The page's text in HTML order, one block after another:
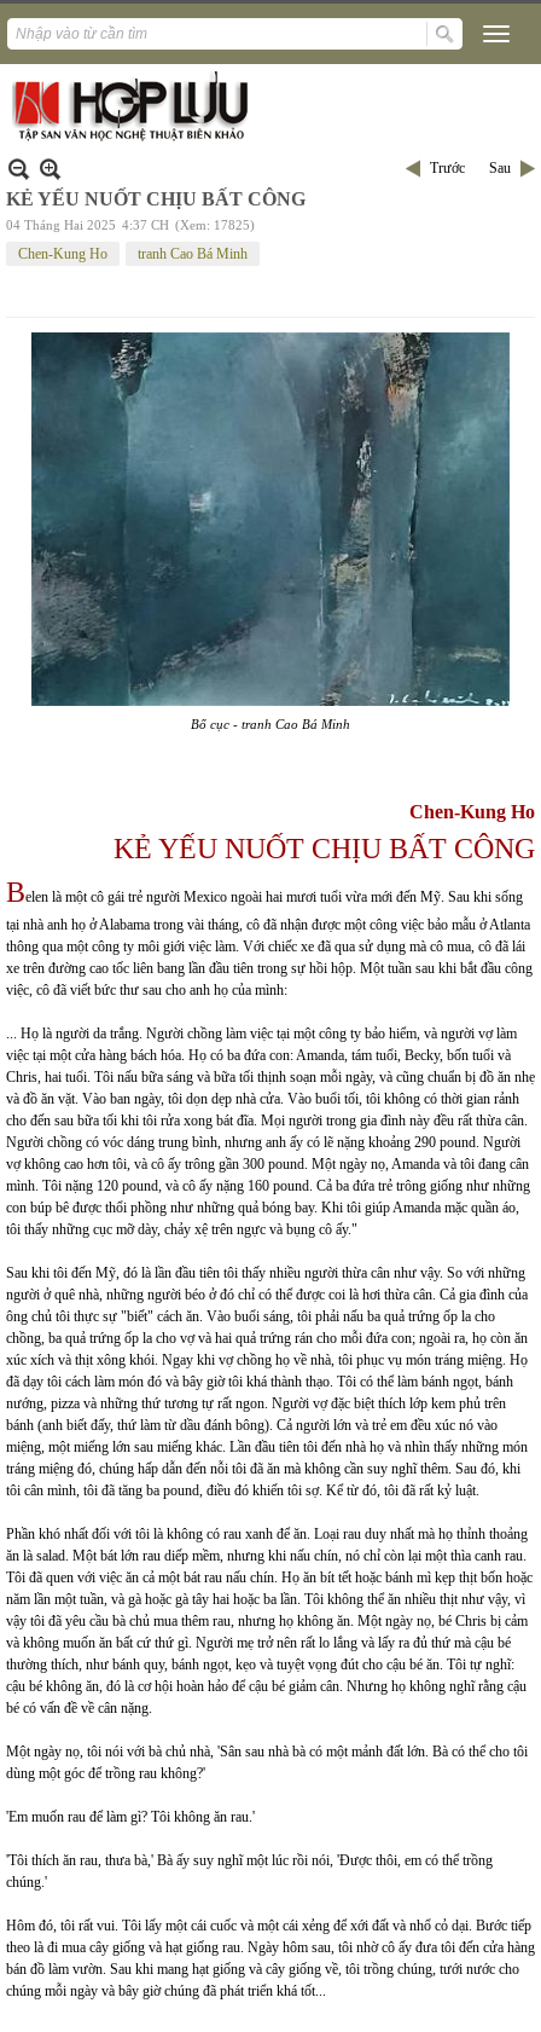
Trước Sau
KẺ YẾU NUỐT CHỊU BẤT CÔNG
04 Tháng Hai 2025 4:37 CH (Xem: 17825)
Chen-Kung Ho tranh Cao Bá Minh
Bố cục - tranh Cao Bá Minh
Chen-Kung Ho
KẺ YẾU NUỐT CHỊU BẤT CÔNG
Belen là một cô gái trẻ người Mexico ngoài hai mươi tuổi vừa mới đến Mỹ. Sau khi sống
tại nhà anh họ ở Alabama trong vài tháng, cô đã nhận được một công việc bảo mẫu ở Atlanta
thông qua một công ty môi giới việc làm. Với chiếc xe đã qua sử dụng mà cô mua, cô đã lái
xe trên đường cao tốc liên bang lần đầu tiên trong sự hồi hộp. Một tuần sau khi bắt đầu công
việc, cô đã viết bức thư sau cho anh họ của mình:
... Họ là người da trắng. Người chồng làm việc tại một công ty bảo hiểm, và người vợ làm
việc tại một cửa hàng bách hóa. Họ có ba đứa con: Amanda, tám tuổi, Becky, bốn tuổi và
Chris, hai tuổi. Tôi nấu bữa sáng và bữa tối thịnh soạn mỗi ngày, và cũng chuẩn bị đồ ăn nhẹ
và đồ ăn vặt. Vào ban ngày, tôi dọn dẹp nhà cửa. Vào buổi tối, tôi không có thời gian rảnh
cho đến sau bữa tối khi tôi rửa xong bát đĩa. Mọi người trong gia đình này đều rất thừa cân.
Người chồng có vóc dáng trung bình, nhưng anh ấy có lẽ nặng khoảng 290 pound. Người
vợ không cao hơn tôi, và cô ấy trông gần 300 pound. Một ngày nọ, Amanda và tôi đang cân
mình. Tôi nặng 120 pound, và cô ấy nặng 160 pound. Cả ba đứa trẻ trông giống như những
con búp bê được thổi phồng như những quả bóng bay. Khi tôi giúp Amanda mặc quần áo,
tôi thấy những cục mỡ dày, chảy xệ trên ngực và bụng cô ấy."
Sau khi tôi đến Mỹ, đó là lần đầu tiên tôi thấy nhiều người thừa cân như vậy. So với những
người ở quê nhà, những người béo ở đó chỉ có thể được coi là hơi thừa cân. Cả gia đình của
ông chủ tôi thực sự "biết" cách ăn. Vào buổi sáng, tôi phải nấu ba quả trứng ốp la cho
chồng, ba quả trứng ốp la cho vợ và hai quả trứng rán cho mỗi đứa con; ngoài ra, họ còn ăn
xúc xích và thịt xông khói. Ngay khi vợ chồng họ về nhà, tôi phục vụ món tráng miệng. Họ
đã dạy tôi cách làm món đó và bây giờ tôi khá thành thạo. Tôi có thể làm bánh ngọt, bánh
nướng, pizza và những thứ tương tự rất ngon. Người vợ đặc biệt thích lớp kem phủ trên
bánh (anh biết đấy, thứ làm từ dầu đánh bông). Cả người lớn và trẻ em đều xúc nó vào
miệng, một miếng lớn sau miếng khác. Lần đầu tiên tôi đến nhà họ và nhìn thấy những món
tráng miệng đó, chúng hấp dẫn đến nỗi tôi đã ăn mà không cần suy nghĩ thêm. Sau đó, khi
tôi cân mình, tôi đã tăng ba pound, điều đó khiến tôi sợ. Kể từ đó, tôi đã rất kỷ luật.
Phần khó nhất đối với tôi là không có rau xanh để ăn. Loại rau duy nhất mà họ thỉnh thoảng
ăn là salad. Một bát lớn rau diếp mềm, nhưng khi nấu chín, nó chỉ còn lại một thìa canh rau.
Tôi đã quen với việc ăn cả một bát rau nấu chín. Họ ăn bít tết hoặc bánh mì kẹp thịt bốn hoặc
năm lần một tuần, và gà hoặc gà tây hai hoặc ba lần. Tôi không thể ăn nhiều thịt như vậy, vì
vậy tôi đã yêu cầu bà chủ mua thêm rau, nhưng họ không ăn. Một ngày nọ, bé Chris bị cảm
và không muốn ăn bất cứ thứ gì. Người mẹ trở nên rất lo lắng và lấy ra đủ thứ mà cậu bé
thường thích, như bánh quy, bánh ngọt, kẹo và tuyệt vọng đút cho cậu bé ăn. Tôi tự nghĩ:
cậu bé không ăn, đó là cơ hội hoàn hảo để cậu bé giảm cân. Nhưng họ không nghĩ rằng cậu
bé có vấn đề về cân nặng.
Một ngày nọ, tôi nói với bà chủ nhà, 'Sân sau nhà bà có một mảnh đất lớn. Bà có thể cho tôi
dùng một góc để trồng rau không?'
'Em muốn rau để làm gì? Tôi không ăn rau.'
'Tôi thích ăn rau, thưa bà,' Bà ấy suy nghĩ một lúc rồi nói, 'Được thôi, em có thể trồng
chúng.'
Hôm đó, tôi rất vui. Tôi lấy một cái cuốc và một cái xẻng để xới đất và nhổ cỏ dại. Bước tiếp
theo là đi mua cây giống và hạt giống rau. Ngày hôm sau, tôi nhờ cô ấy đưa tôi đến cửa hàng
bán đồ làm vườn. Sau khi mang hạt giống và cây giống về, tôi trồng chúng, tưới nước cho
chúng mỗi ngày và bây giờ chúng đã phát triển khá tốt...